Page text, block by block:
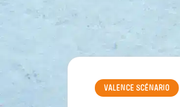
VALENCE SCÉNARIO